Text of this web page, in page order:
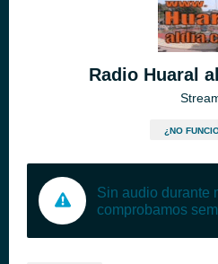
Radio Huaral
¿NO
Sin audio durante
comprobamos